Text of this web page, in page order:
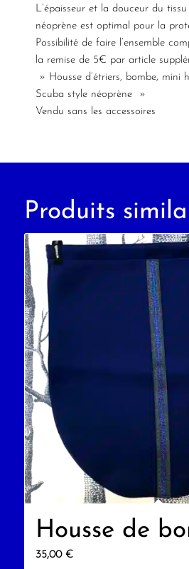
L’épaisseur et la douceur du
néoprène est optimal pour la
Possibilité de faire l’ensemble
la remise de 5€ par article
» Housse d’étriers, bombe, mini
Scuba style néoprène »
Vendu sans les accessoires
Produits
Housse de
35,00 €